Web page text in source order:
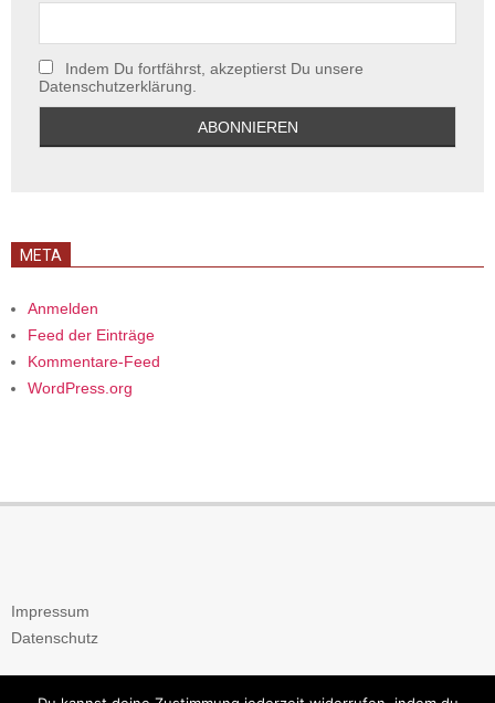
Indem Du fortfährst, akzeptierst Du unsere
Datenschutzerklärung.
META
Anmelden
Feed der Einträge
Kommentare-Feed
WordPress.org
Impressum
Datenschutz